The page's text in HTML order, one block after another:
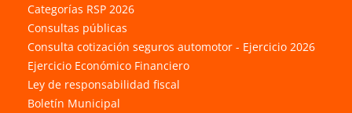
Categorías RSP 2026
Consultas públicas
Consulta cotización seguros automotor - Ejercicio 2026
Ejercicio Económico Financiero
Ley de responsabilidad fiscal
Boletín Municipal